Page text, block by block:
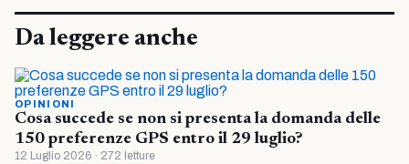
Da leggere anche
OPINIONI
Cosa succede se non si presenta la domanda delle
150 preferenze GPS entro il 29 luglio?
12 Luglio 2026 · 272 letture